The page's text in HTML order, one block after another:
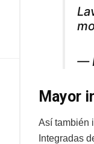
—
Mayor
Así también
Integradas